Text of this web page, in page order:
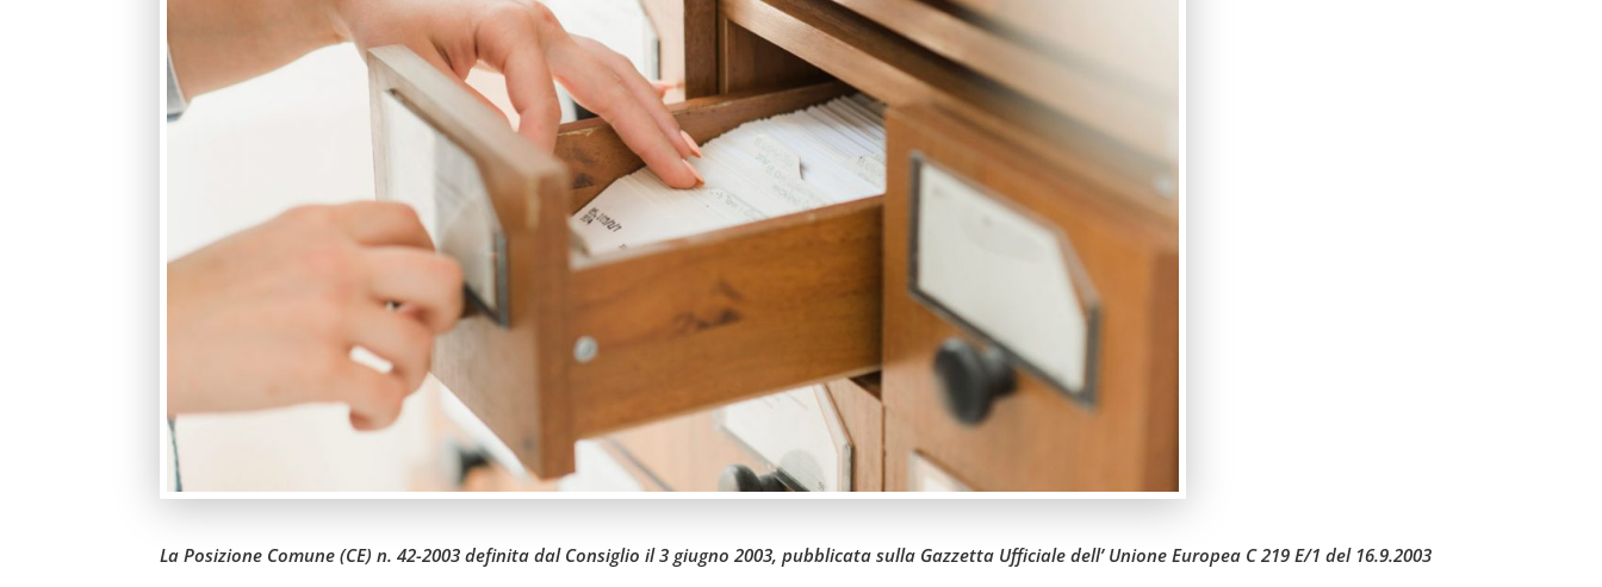
La Posizione Comune (CE) n. 42-2003 definita dal Consiglio il 3 giugno 2003, pubblicata sulla Gazzetta Ufficiale dell’ Unione Europea C 219 E/1 del 16.9.2003